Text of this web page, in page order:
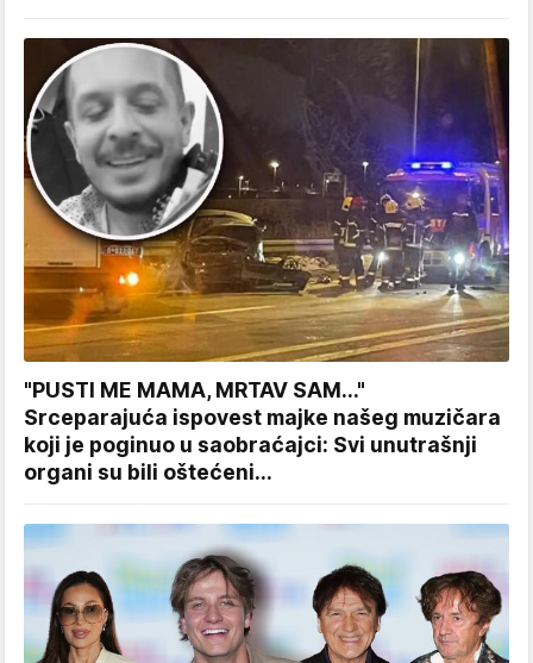
"PUSTI ME MAMA, MRTAV SAM..."
Srceparajuća ispovest majke našeg muzičara
koji je poginuo u saobraćajci: Svi unutrašnji
organi su bili oštećeni...